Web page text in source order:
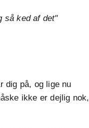
så ked af det"
dig på, og lige nu
ikke er dejlig nok,